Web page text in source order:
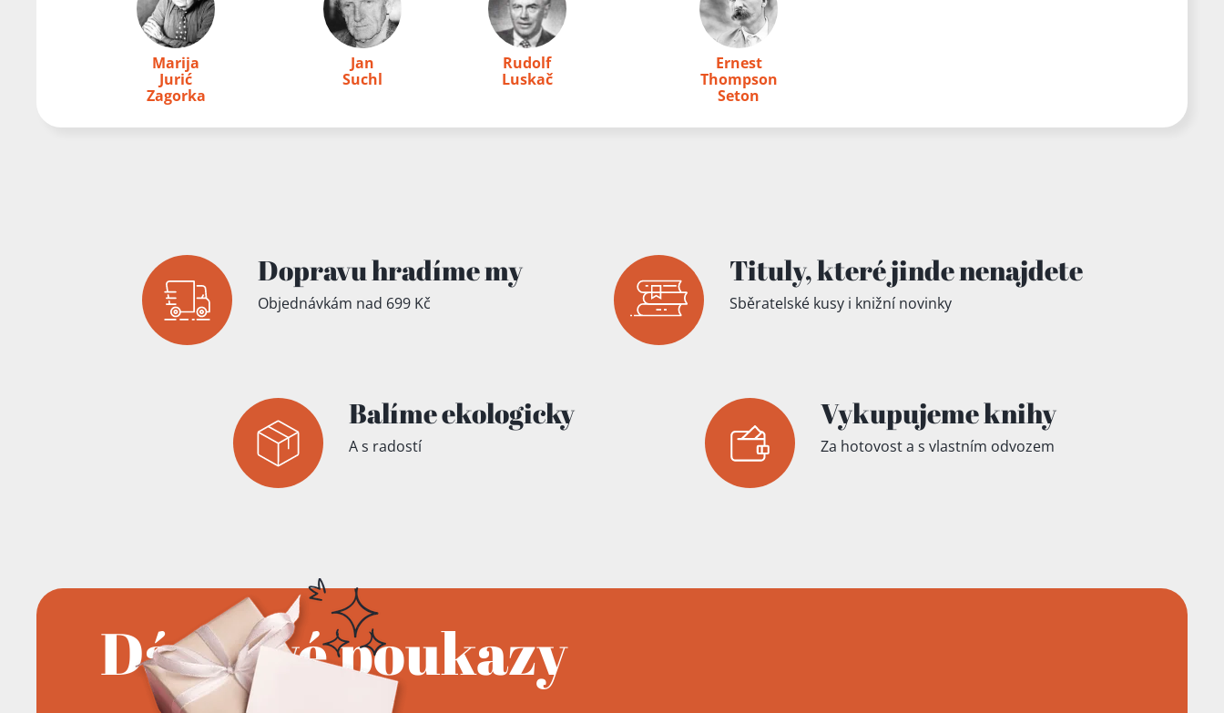
Marija
Jurić
Zagorka
Jan
Suchl
Rudolf
Luskač
Ernest
Thompson
Seton
Dopravu hradíme my
Objednávkám nad 699 Kč
Tituly,které jindenenajdete
Sběratelské kusy i knižní novinky
Balíme ekologicky
A s radostí
Vykupujeme knihy
Za hotovost a s vlastním odvozem
Dárkové poukazy